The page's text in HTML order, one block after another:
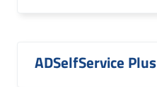
ADSelfService Plus